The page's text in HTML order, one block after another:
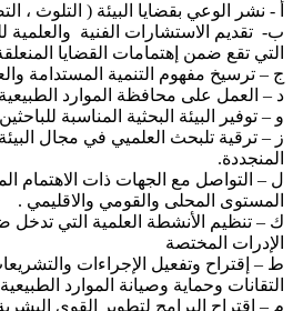
أ - نشر الوعي بقضايا البيئة ( التلوث ،
ب- تقديم الاستشارات الفنية والعلمية
التي تقع ضمن إهتمامات القضايا
ج – ترسيخ مفهوم التنمية المستدامة
د – العمل على محافظة الموارد
و – توفير البيئة البحثية المناسبة
ز – ترقية تلبحث العلميي في مجال
المنجددة.
ل – التواصل مع الجهات ذات الاهتمام
المستوى المحلى والقومي والاقليمي .
ك – تنظيم الأنشطة العلمية التي
الإدرات المختصة
ط – إقتراح وتفعيل الإجراءات
التقانات وحماية وصيانة الموارد الطبيعية
م – إقتراح البرامج لتطوير القوى